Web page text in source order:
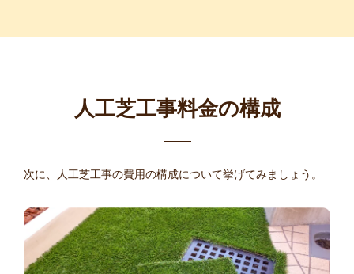
人工芝工事料金の構成
次に、人工芝工事の費用の構成について挙げてみましょう。